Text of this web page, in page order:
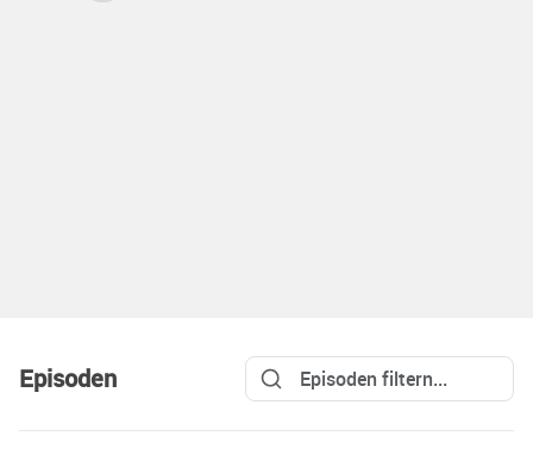
Episoden